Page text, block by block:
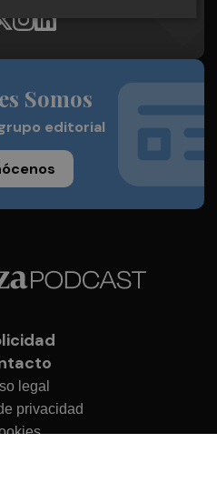
Somos
editorial
legal
privacidad